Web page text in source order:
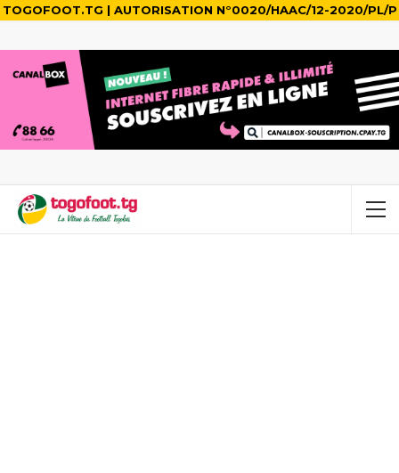
TOGOFOOT.TG | AUTORISATION N°0020/HAAC/12-2020/PL/P